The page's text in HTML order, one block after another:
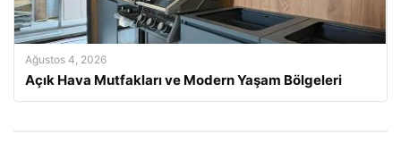
Ağustos 4, 2026
Açık Hava Mutfakları ve Modern Yaşam Bölgeleri